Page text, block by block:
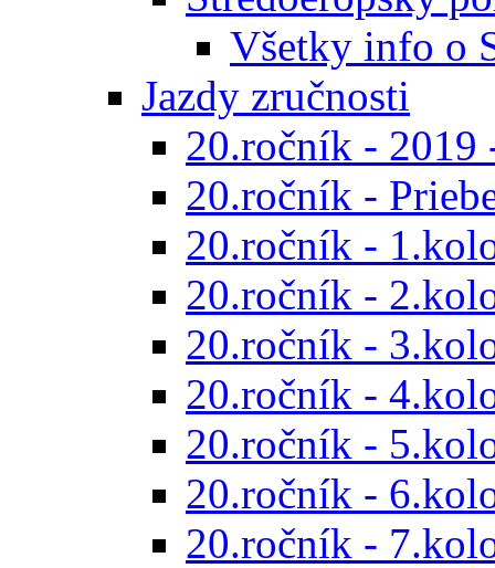
Všetky info o
Jazdy zručnosti
20.ročník - 2019
20.ročník -
20.ročník -
20.ročník -
20.ročník -
20.ročník -
20.ročník -
20.ročník -
20.ročník -